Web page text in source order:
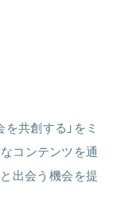
共創する」をミ
コンテンツを通
出会う機会を提